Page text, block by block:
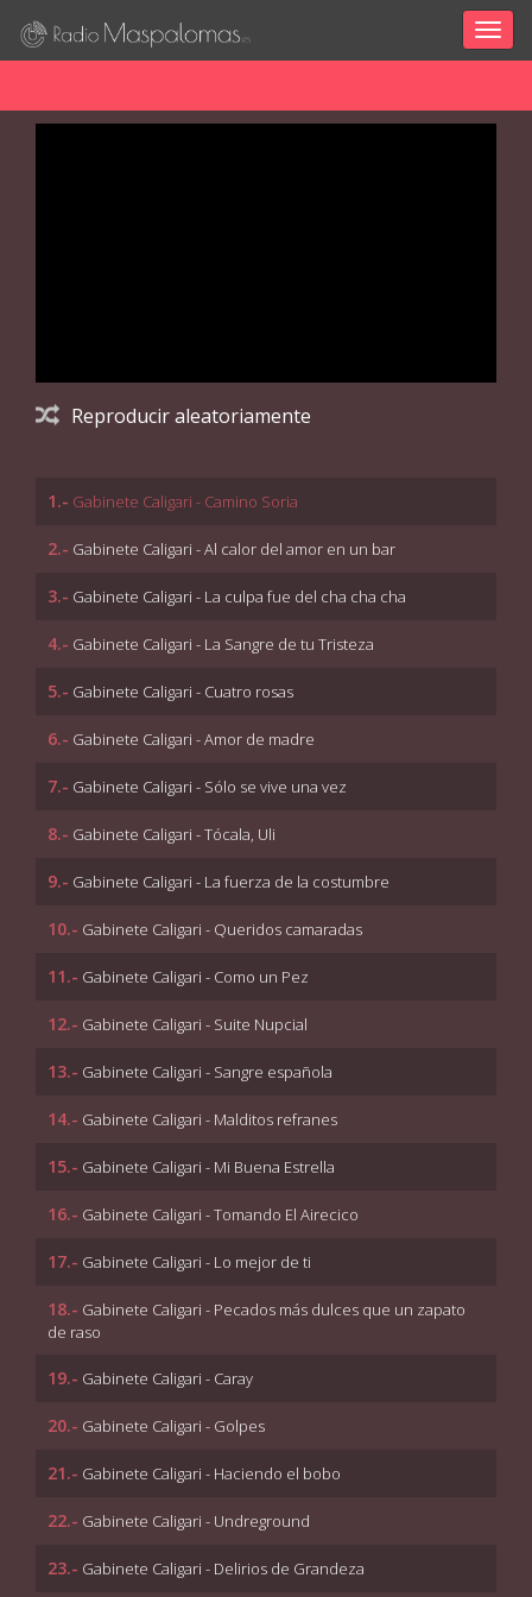
Reproducir aleatoriamente
1.- Gabinete Caligari - Camino Soria
2.- Gabinete Caligari - Al calor del amor en un bar
3.- Gabinete Caligari - La culpa fue del cha cha cha
4.- Gabinete Caligari - La Sangre de tu Tristeza
5.- Gabinete Caligari - Cuatro rosas
6.- Gabinete Caligari - Amor de madre
7.- Gabinete Caligari - Sólo se vive una vez
8.- Gabinete Caligari - Tócala, Uli
9.- Gabinete Caligari - La fuerza de la costumbre
10.- Gabinete Caligari - Queridos camaradas
11.- Gabinete Caligari - Como un Pez
12.- Gabinete Caligari - Suite Nupcial
13.- Gabinete Caligari - Sangre española
14.- Gabinete Caligari - Malditos refranes
15.- Gabinete Caligari - Mi Buena Estrella
16.- Gabinete Caligari - Tomando El Airecico
17.- Gabinete Caligari - Lo mejor de ti
18.- Gabinete Caligari - Pecados más dulces que un zapato
de raso
19.- Gabinete Caligari - Caray
20.- Gabinete Caligari - Golpes
21.- Gabinete Caligari - Haciendo el bobo
22.- Gabinete Caligari - Undreground
23.- Gabinete Caligari - Delirios de Grandeza